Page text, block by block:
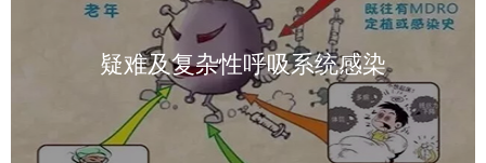
疑难及复杂性呼吸系统感染